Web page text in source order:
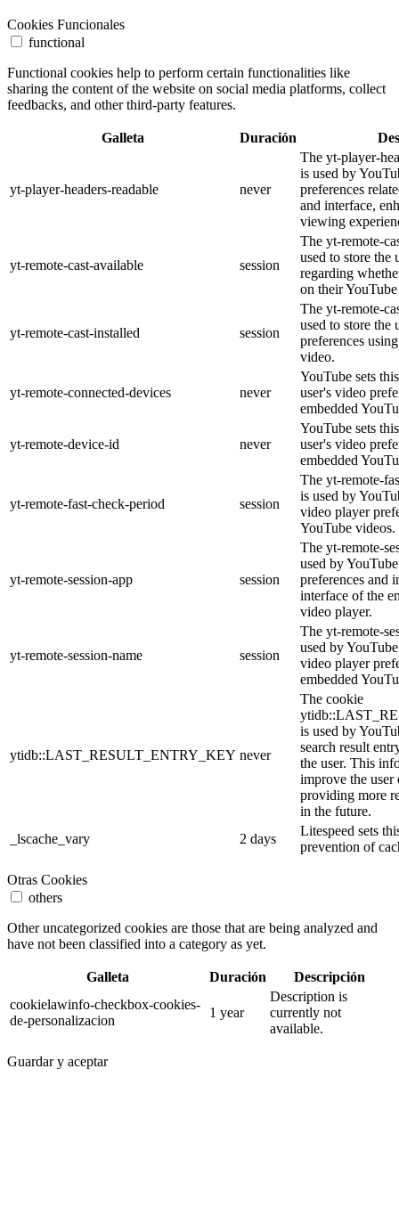
Cookies Funcionales
functional
Functional cookies help to perform certain functionalities like
sharing the content of the website on social media platforms, collect
feedbacks, and other third-party features.
Galleta Duración
yt-player-headers-readable never
The yt-player-
is used by
preferences
and interface,
viewing
yt-remote-cast-available session
The yt-remote-
used to store the
regarding
on their
yt-remote-cast-installed session
The yt-remote-
used to store the
preferences
video.
yt-remote-connected-devices never
YouTube sets
user's video
embedded
yt-remote-device-id never
YouTube sets
user's video
embedded
yt-remote-fast-check-period session
The yt-remote-
is used by
video player
YouTube videos.
yt-remote-session-app session
The yt-remote-
used by
preferences and
interface of the
video player.
yt-remote-session-name session
The yt-remote-
used by
video player
embedded
ytidb::LAST_RESULT_ENTRY_KEY never
The cookie
is used by
search result
the user. This
improve the user
providing more
in the future.
_lscache_vary
2 days
Litespeed sets
prevention of
Otras Cookies
others
Other uncategorized cookies are those that are being analyzed and
have not been classified into a category as yet.
Galleta Duración
Descripción
cookielawinfo-checkbox-cookies-
de-personalizacion
1 year
Description is
currently not
available.
Guardar y aceptar